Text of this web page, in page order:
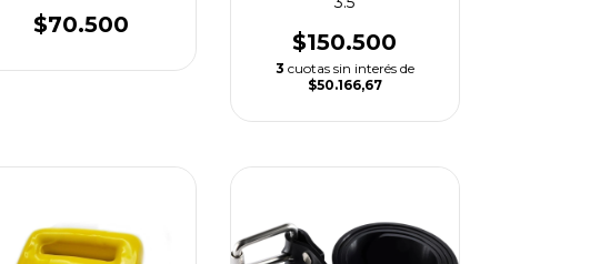
$70.500
$150.500
3 cuotas sin interés de
$50.166,67